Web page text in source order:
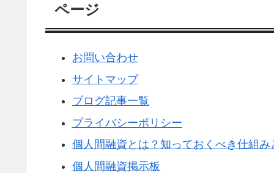
ページ
お問い合わせ
サイトマップ
ブログ記事一覧
プライバシーポリシー
個人間融資とは？知っておくべき仕組
個人間融資掲示板